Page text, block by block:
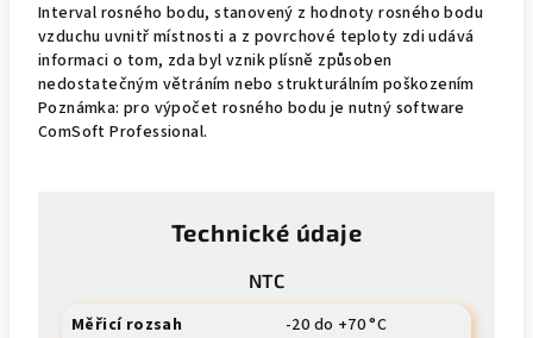
Interval rosného bodu, stanovený z hodnoty rosného bodu
vzduchu uvnitř místnosti a z povrchové teploty zdi udává
informaci o tom, zda byl vznik plísně způsoben
nedostatečným větráním nebo strukturálním poškozením
Poznámka: pro výpočet rosného bodu je nutný software
ComSoft Professional.
Technické údaje
NTC
Měřicí rozsah -20 do +70 °C